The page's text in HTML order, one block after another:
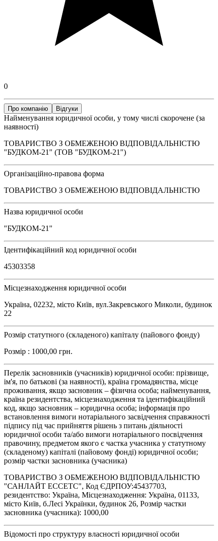
0
Про компанію Відгуки
Найменування юридичної особи, у тому числі скорочене (за
наявності)
ТОВАРИСТВО З ОБМЕЖЕНОЮ ВІДПОВІДАЛЬНІСТЮ
"БУДКОМ-21" (ТОВ "БУДКОМ-21")
Організаційно-правова форма
ТОВАРИСТВО З ОБМЕЖЕНОЮ ВІДПОВІДАЛЬНІСТЮ
Назва юридичної особи
"БУДКОМ-21"
Ідентифікаційний код юридичної особи
45303358
Місцезнаходження юридичної особи
Україна, 02232, місто Київ, вул.Закревського Миколи, будинок
22
Розмір статутного (складеного) капіталу (пайового фонду)
Розмір : 1000,00 грн.
Перелік засновників (учасників) юридичної особи: прізвище,
ім'я, по батькові (за наявності), країна громадянства, місце
проживання, якщо засновник – фізична особа; найменування,
країна резидентства, місцезнаходження та ідентифікаційний
код, якщо засновник – юридична особа; інформація про
встановлення вимоги нотаріального засвідчення справжності
підпису під час прийняття рішень з питань діяльності
юридичної особи та/або вимоги нотаріального посвідчення
правочину, предметом якого є частка учасника у статутному
(складеному) капіталі (пайовому фонді) юридичної особи;
розмір частки засновника (учасника)
ТОВАРИСТВО З ОБМЕЖЕНОЮ ВІДПОВІДАЛЬНІСТЮ
"САНЛАЙТ ЕССЕТС", Код ЄДРПОУ:45437703,
резидентство: Україна, Місцезнаходження: Україна, 01133,
місто Київ, б.Лесі Українки, будинок 26, Розмір частки
засновника (учасника): 1000,00
Відомості про структуру власності юридичної особи